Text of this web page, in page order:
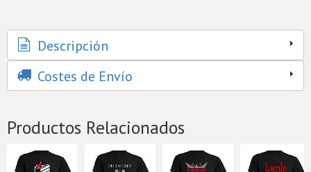
Descripción
Costes de Envío
Productos Relacionados